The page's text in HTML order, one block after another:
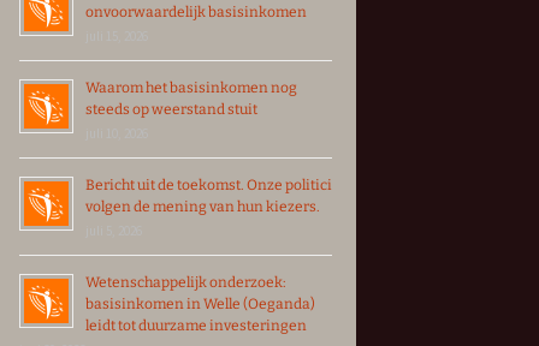
onvoorwaardelijk basisinkomen
Waarom het basisinkomen nog
steeds op weerstand stuit
Bericht uit de toekomst. Onze politici
volgen de mening van hun kiezers.
Wetenschappelijk onderzoek:
basisinkomen in Welle (Oeganda)
leidt tot duurzame investeringen